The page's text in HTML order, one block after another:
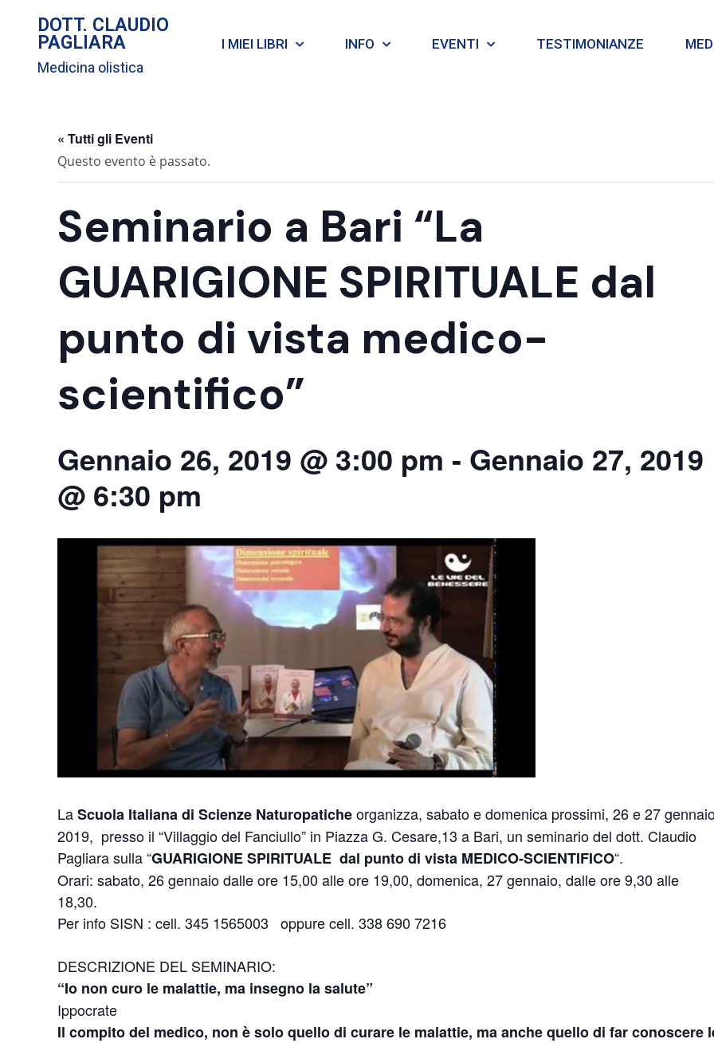
DOTT. CLAUDIO
PAGLIARA
Medicina olistica
I MIEI LIBRI INFO EVENTI TESTIMONIANZE
« Tutti gli Eventi
Questo evento è passato.
Seminario a Bari “La
GUARIGIONE SPIRITUALE dal
punto di vista medico-
scientifico”
Gennaio 26, 2019 @ 3:00 pm - Gennaio 27, 2019
@ 6:30 pm
LaScuola Italiana di Scienze Naturopaticheorganizza, sabato e domenica prossimi, 26 e 27
2019, presso il “Villaggio del Fanciullo” in Piazza G. Cesare,13 a Bari, un seminario del dott. Claudio
Pagliara sulla “GUARIGIONE SPIRITUALE dal punto di vista MEDICO-SCIENTIFICO“.
Orari: sabato, 26 gennaio dalle ore 15,00 alle ore 19,00, domenica, 27 gennaio, dalle ore 9,30 alle
18,30.
Per info SISN : cell. 345 1565003 oppure cell. 338 690 7216
DESCRIZIONE DEL SEMINARIO:
“Io non curo le malattie, ma insegno la salute”
Ippocrate
Il compito del medico, non è solo quello di curare le malattie, ma anche quello di far conoscere